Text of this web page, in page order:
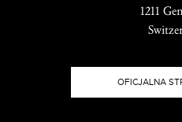
1211
OFICJALNA